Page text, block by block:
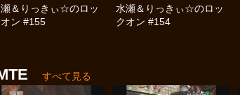
＆りっきぃ☆のロッ
ン #155
水瀬＆りっきぃ☆のロッ
クオン #154
すべて見る